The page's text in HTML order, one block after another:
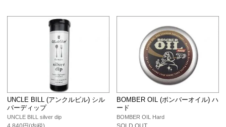
UNCLE BILL (アンクルビル) シル
バーディップ
UNCLE BILL silver dip
BOMBER OIL (ボンバーオイル) ハ
ード
BOMBER OIL Hard